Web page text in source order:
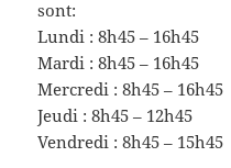
sont:
Lundi : 8h45 – 16h45
Mardi : 8h45 – 16h45
Mercredi : 8h45 – 16h45
Jeudi : 8h45 – 12h45
Vendredi : 8h45 – 15h45